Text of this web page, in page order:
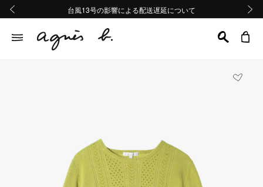
熊本地域地震の影響による配送遅延について
Summer Sale 2buy10%OFF!!
台風13号の影響による配送遅延について
熊本地域地震の影響による配送遅延について
Summer Sale 2buy10%OFF!!